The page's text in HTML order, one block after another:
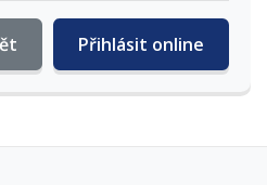
Přihlásit online